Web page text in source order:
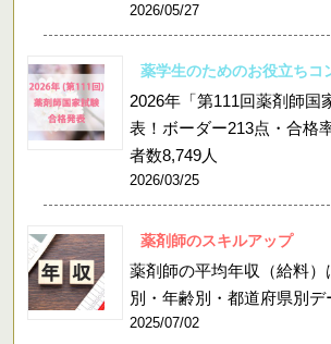
2026/05/27
薬学生のためのお役立ちコ
2026年「第111回薬剤師国
表！ボーダー213点・合格
者数8,749人
2026/03/25
薬剤師のスキルアップ
薬剤師の平均年収（給料
別・年齢別・都道府県別デ
2025/07/02